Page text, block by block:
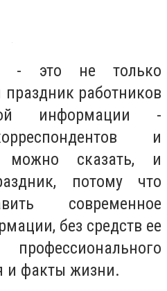
- это не только
работников
информации -
и
можно сказать, и
потому что
современное
без средств ее
и факты жизни.